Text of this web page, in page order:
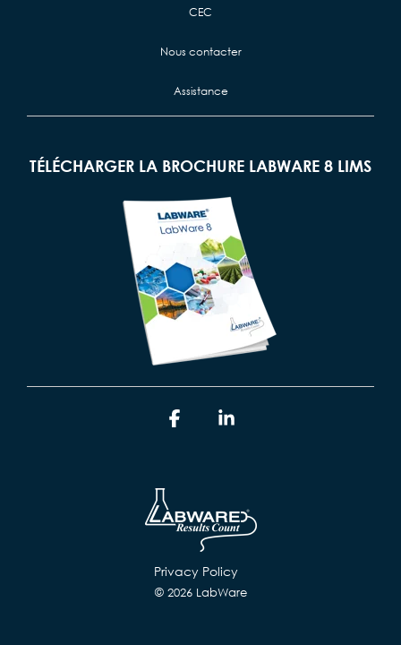
CEC
Nous contacter
Assistance
TÉLÉCHARGER LA BROCHURE LABWARE 8 LIMS
Privacy Policy
© 2026 LabWare
Facebook